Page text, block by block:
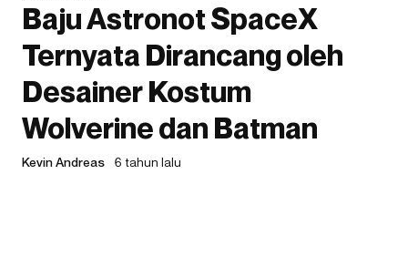
Baju Astronot SpaceX
Ternyata Dirancang oleh
Desainer Kostum
Wolverine dan Batman
Kevin Andreas 6 tahun lalu